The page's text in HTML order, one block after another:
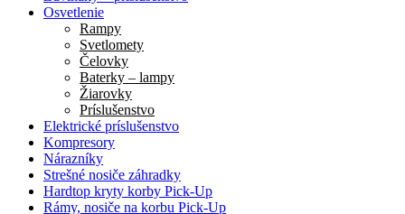
Osvetlenie
Rampy
Svetlomety
Čelovky
Baterky – lampy
Žiarovky
Príslušenstvo
Elektrické príslušenstvo
Kompresory
Nárazníky
Strešné nosiče záhradky
Hardtop kryty korby Pick-Up
Rámy, nosiče na korbu Pick-Up